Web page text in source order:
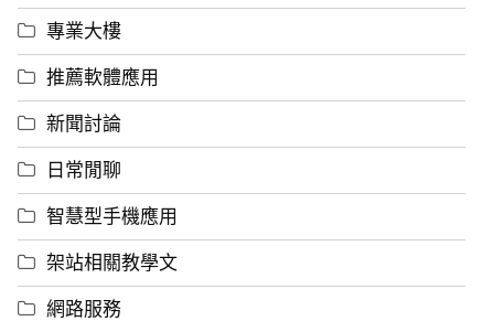
專業大樓
推薦軟體應用
新聞討論
日常閒聊
智慧型手機應用
架站相關教學文
網路服務